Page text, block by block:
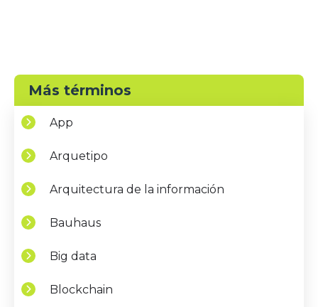
Más términos
App
Arquetipo
Arquitectura de la información
Bauhaus
Big data
Blockchain